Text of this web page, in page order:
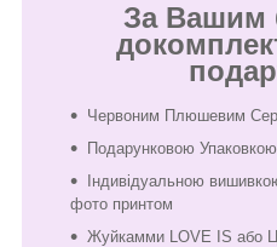
За Вашим
Червоним Плюшевим
Подарунковою Упаковкою
Індивідуальною
фото принтом
Жуйкамми LOVE IS або